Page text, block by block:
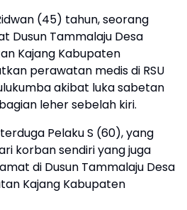
(45) tahun, seorang
Dusun Tammalaju Desa
Kajang Kabupaten
perawatan medis di RSU
akibat luka sabetan
leher sebelah kiri.
Pelaku S (60), yang
korban sendiri yang juga
di Dusun Tammalaju Desa
Kajang Kabupaten